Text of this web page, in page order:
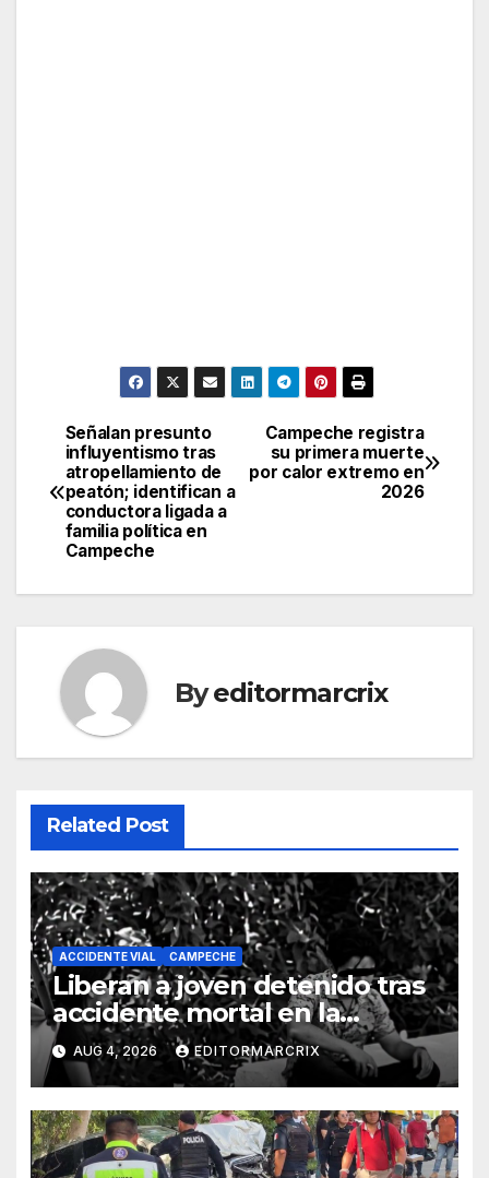
Post
navigation
Campeche registra
su primera muerte
por calor extremo en
2026
Señalan presunto
influyentismo tras
atropellamiento de
peatón; identifican a
conductora ligada a
familia política en
Campeche
Byeditormarcrix
Related Post
ACCIDENTE VIAL CAMPECHE
Liberan a joven detenido tras
accidente mortal en la
carretera Costera de
Campeche
AUG 4, 2026 EDITORMARCRIX